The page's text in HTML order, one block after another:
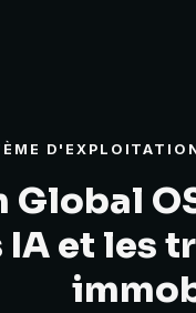
Global
IA et les